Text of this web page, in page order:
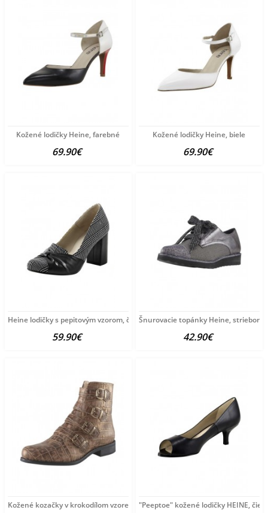
Kožené lodičky Heine, farebné
69.90€
Kožené lodičky Heine, biele
69.90€
Heine lodičky s pepitovým vzorom, čierno-biele
59.90€
Šnurovacie topánky Heine,
42.90€
Kožené kozačky v krokodílom vzore Heine, sivobežová"Peeptoe" kožené lodičky HEINE,